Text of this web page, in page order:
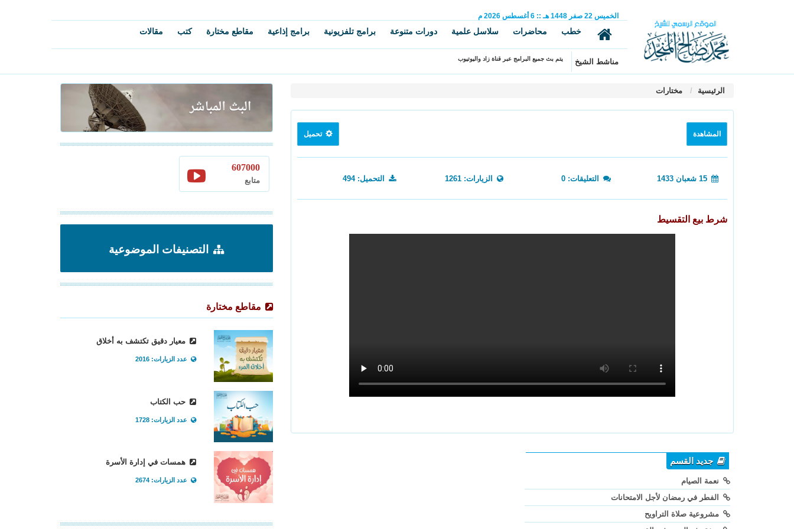
الخميس 22 صفر 1448 هـ ::
6 أغسطس 2026 م
خطب محاضرات سلاسل علمية دورات متنوعة برامج تلفزيونية برامج إذاعية مقاطع مختارة كتب مقالات
مناشط الشيخ يتم بث جميع البرامج عبر قناة زاد واليوتيوب
الرئيسية مختارات
المشاهدة تحميل
التعليقات: 0 الزيارات: 1261 التحميل: 494
شرط بيع التقسيط
جديد القسم
نعمة الصيام
الفطر في رمضان لأجل الامتحانات
مشروعية صلاة التراويح
607000
متابع
التصنيفات الموضوعية
مقاطع مختارة
معيار دقيق تكتشف به أخلاق
عدد الزيارات: 2016
حب الكتاب
عدد الزيارات: 1728
همسات في إدارة الأسرة
عدد الزيارات: 2674